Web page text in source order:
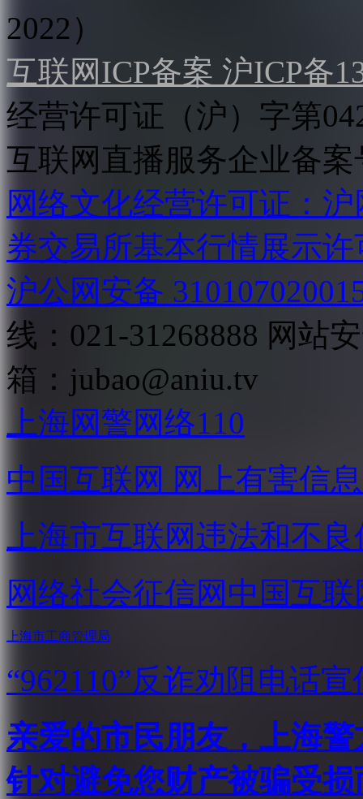
2022）
互联网ICP备案 沪ICP备
经营许可证（沪）字第
互联网直播服务企业备案
网络文化经营许可证：
券交易所基本行情展示许
沪公网安备
线：021-31268888 网站
箱： jubao@aniu.tv
上海网警网络110
中国互联网 网上有害信
上海市互联网违法和不
网络社会征信网 中国互
上海市工商管理局
“962110”反诈劝阻电话宣
亲爱的市民朋友，上海
针对避免您财产被骗受